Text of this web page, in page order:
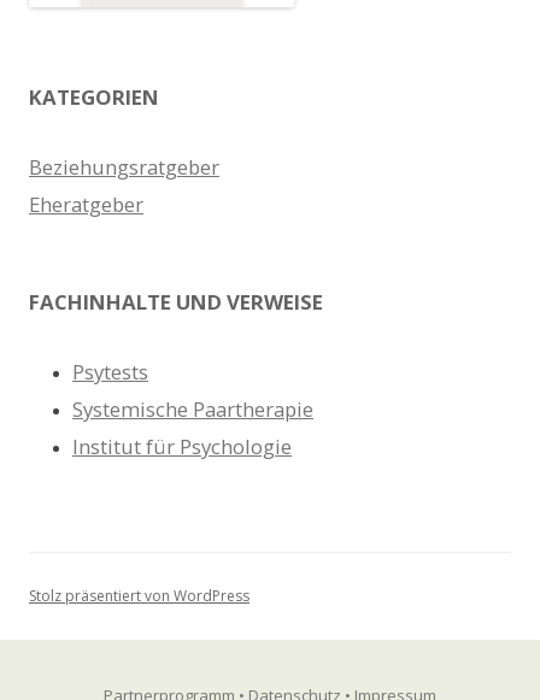
KATEGORIEN
Beziehungsratgeber
Eheratgeber
FACHINHALTE UND VERWEISE
Psytests
Systemische Paartherapie
Institut für Psychologie
Stolz präsentiert von WordPress
Partnerprogramm • Datenschutz • Impressum